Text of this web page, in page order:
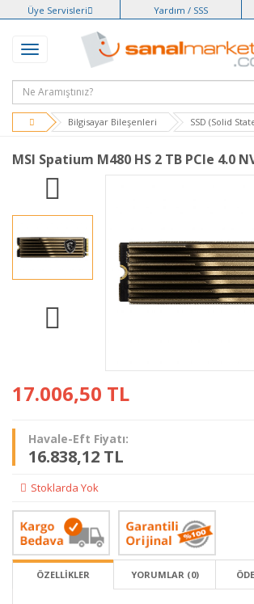
Üye Servisleri Yardım / SSS
Bilgisayar Bileşenleri SSD (Solid
MSI Spatium M480 HS 2 TB PCIe 4.0
17.006,50 TL
Havale-Eft Fiyatı:
16.838,12 TL
Stoklarda Yok
ÖZELLİKLER YORUMLAR (0)